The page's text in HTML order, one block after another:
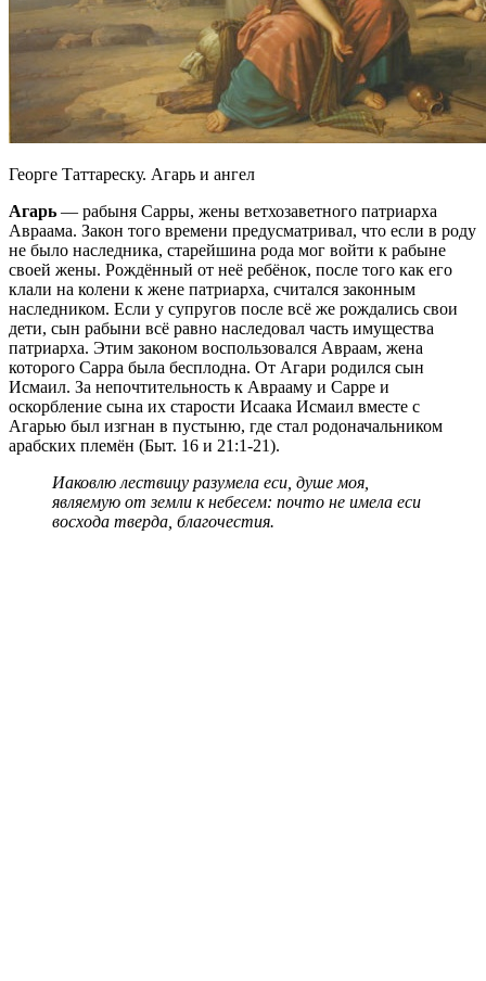
Георге Таттареску. Агарь и ангел
Агарь — рабыня Сарры, жены ветхозаветного патриарха
Авраама. Закон того времени предусматривал, что если в роду
не было наследника, старейшина рода мог войти к рабыне
своей жены. Рождённый от неё ребёнок, после того как его
клали на колени к жене патриарха, считался законным
наследником. Если у супругов после всё же рождались свои
дети, сын рабыни всё равно наследовал часть имущества
патриарха. Этим законом воспользовался Авраам, жена
которого Сарра была бесплодна. От Агари родился сын
Исмаил. За непочтительность к Аврааму и Сарре и
оскорбление сына их старости Исаака Исмаил вместе с
Агарью был изгнан в пустыню, где стал родоначальником
арабских племён (Быт. 16 и 21:1-21).
Иаковлю лествицу разумела еси, душе моя,
являемую от земли к небесем: почто не имела еси
восхода тверда, благочестия.